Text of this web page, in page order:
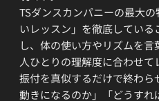
TSダンスカンパニーの最大
いレッスン」を徹底してい
し、体の使い方やリズムを
人ひとりの理解度に合わせ
振付を真似するだけで終わ
動きになるのか」「どうすれ